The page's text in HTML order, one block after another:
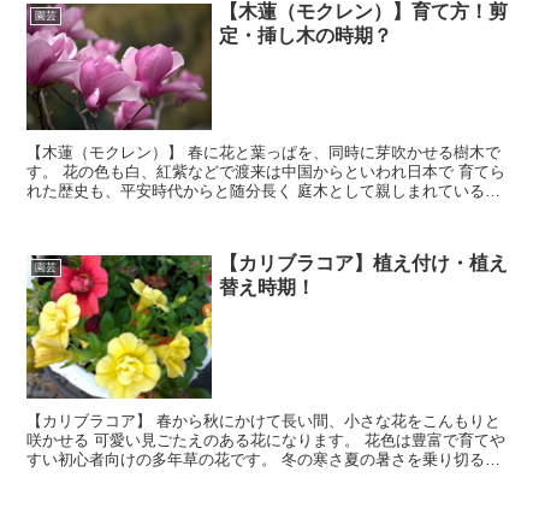
園芸
【木蓮（モクレン）】育て方！剪
定・挿し木の時期？
【木蓮（モクレン）】 春に花と葉っぱを、同時に芽吹かせる樹木で
す。 花の色も白、紅紫などで渡来は中国からといわれ日本で 育てら
れた歴史も、平安時代からと随分長く 庭木として親しまれている人
園芸
【カリブラコア】植え付け・植え
替え時期！
【カリブラコア】 春から秋にかけて長い間、小さな花をこんもりと
咲かせる 可愛い見ごたえのある花になります。 花色は豊富で育てや
すい初心者向けの多年草の花です。 冬の寒さ夏の暑さを乗り切るこ